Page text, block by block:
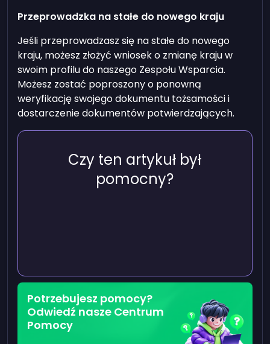
Przeprowadzka na stałe do nowego kraju
Jeśli przeprowadzasz się na stałe do nowego
kraju, możesz złożyć wniosek o zmianę kraju w
swoim profilu do naszego Zespołu Wsparcia.
Możesz zostać poproszony o ponowną
weryfikację swojego dokumentu tożsamości i
dostarczenie dokumentów potwierdzających.
Czy ten artykuł był
pomocny?
Potrzebujesz pomocy?
Odwiedź nasze Centrum
Pomocy